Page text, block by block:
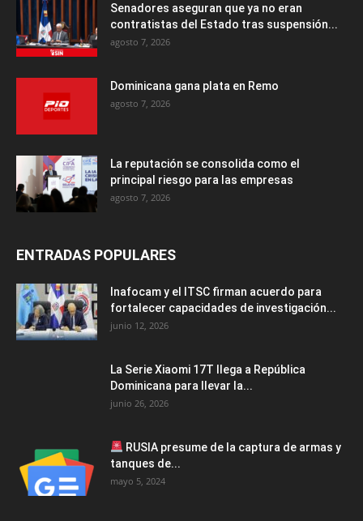
Senadores aseguran que ya no eran
contratistas del Estado tras suspensión...
agosto 7, 2026
Dominicana gana plata en Remo
agosto 7, 2026
La reputación se consolida como el
principal riesgo para las empresas
agosto 7, 2026
ENTRADAS POPULARES
Inafocam y el ITSC firman acuerdo para
fortalecer capacidades de investigación...
junio 12, 2026
La Serie Xiaomi 17T llega a República
Dominicana para llevar la...
junio 26, 2026
RUSIA presume de la captura de armas y
tanques de...
mayo 5, 2024